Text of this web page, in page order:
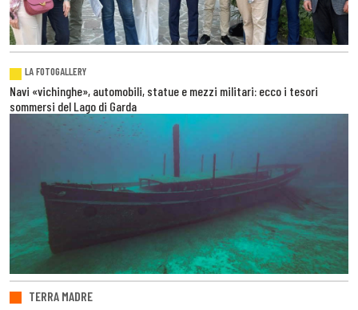
LA FOTOGALLERY
Navi «vichinghe», automobili, statue e mezzi militari: ecco i tesori
sommersi del Lago di Garda
TERRA MADRE